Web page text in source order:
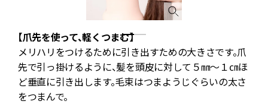
【爪先を使って、軽くつまむ】
メリハリをつけるために引き出すための大きさです。爪
先で引っ掛けるように、髪を頭皮に対して５㎜～１㎝ほ
ど垂直に引き出します。毛束はつまようじぐらいの太さ
をつまんで。